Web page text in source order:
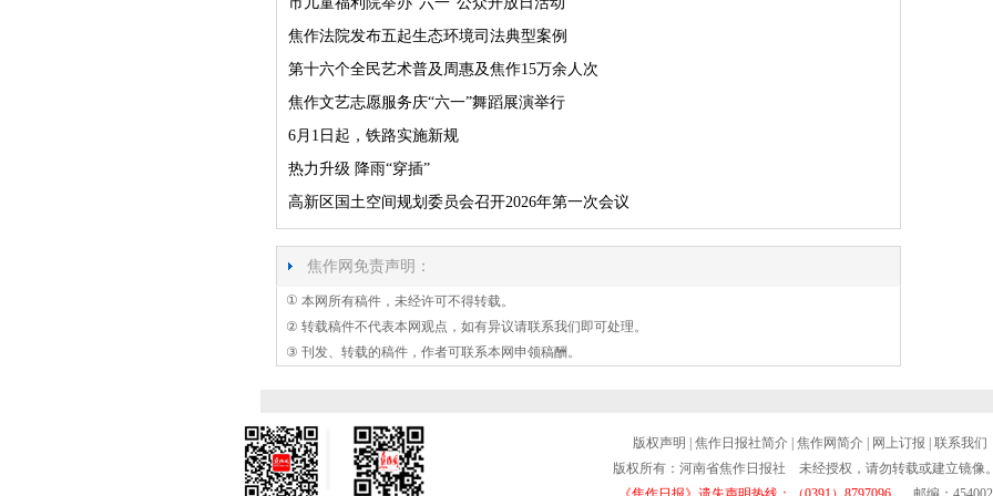
焦作法院发布五起生态环境司法典型案例
第十六个全民艺术普及周惠及焦作15万余人次
焦作文艺志愿服务庆“六一”舞蹈展演举行
6月1日起，铁路实施新规
热力升级 降雨“穿插”
高新区国土空间规划委员会召开2026年第一次会议
焦作网免责声明：
① 本网所有稿件，未经许可不得转载。
② 转载稿件不代表本网观点，如有异议请联系我们即可处理。
③ 刊发、转载的稿件，作者可联系本网申领稿酬。
版权声明 焦作日报社简介| 焦作网简介| 网上订报
联系我们
版权所有：河南省焦作日报社 未经授权，请勿转载或建立镜像